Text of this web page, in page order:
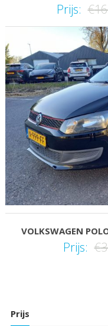
Prijs: €
VOLKSWAGEN
Prijs: €
Prijs